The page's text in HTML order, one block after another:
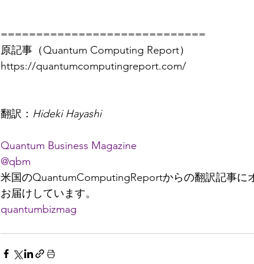
=============================
原記事（Quantum Computing Report）
https://quantumcomputingreport.com/
翻訳： Hideki Hayashi
Quantum Business Magazine
@qbm
米国のQuantumComputingReportからの翻訳記事に
お届けしています。
quantumbizmag